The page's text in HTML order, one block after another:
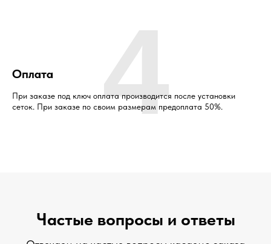
Оплата
При заказе под ключ оплата производится после установки
сеток. При заказе по своим размерам предоплата 50%.
4
Частые вопросы и ответы